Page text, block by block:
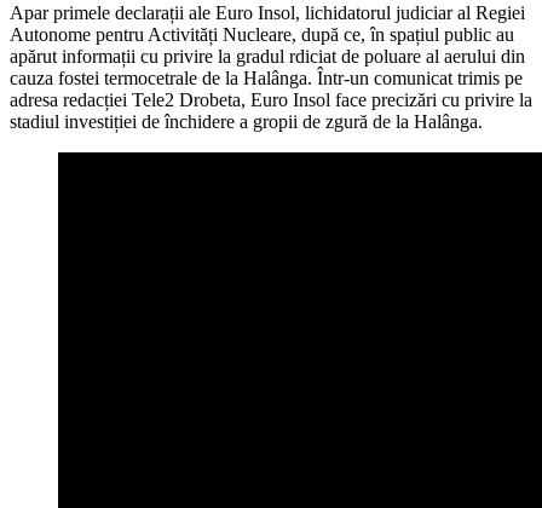
Apar primele declarații ale Euro Insol, lichidatorul judiciar al Regiei
Autonome pentru Activități Nucleare, după ce, în spațiul public au
apărut informații cu privire la gradul rdiciat de poluare al aerului din
cauza fostei termocetrale de la Halânga. Într-un comunicat trimis pe
adresa redacției Tele2 Drobeta, Euro Insol face precizări cu privire la
stadiul investiției de închidere a gropii de zgură de la Halânga.